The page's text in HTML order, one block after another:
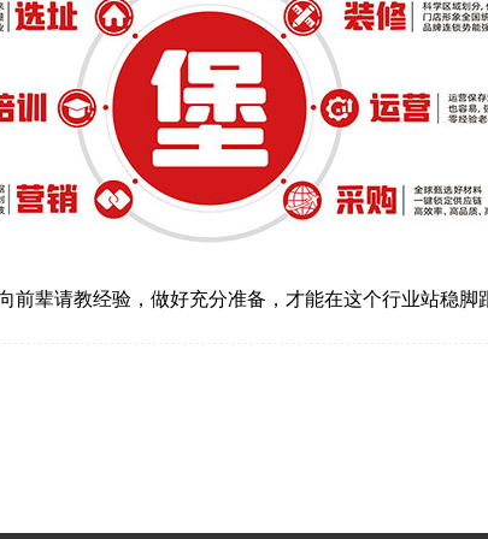
前辈请教经验，做好充分准备，才能在这个行业站稳脚